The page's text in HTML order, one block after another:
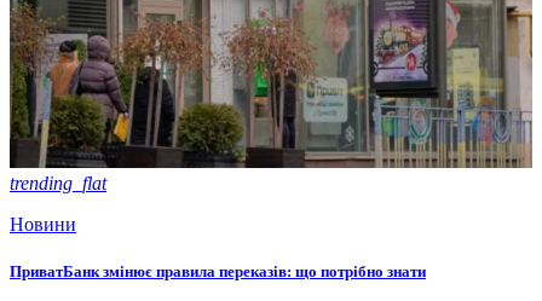
trending_flat
Новини
ПриватБанк змінює правила переказів: що потрібно знати